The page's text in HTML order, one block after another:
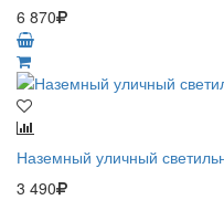
6 870
Наземный уличный
3 490